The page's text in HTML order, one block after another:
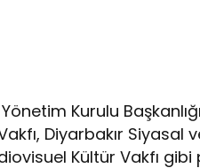
Kurulu
Diyarbakır Siyasal
Kültür Vakfı